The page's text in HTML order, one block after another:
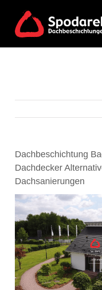
content
Dachbeschichtung
Dachdecker
Dachsanierungen